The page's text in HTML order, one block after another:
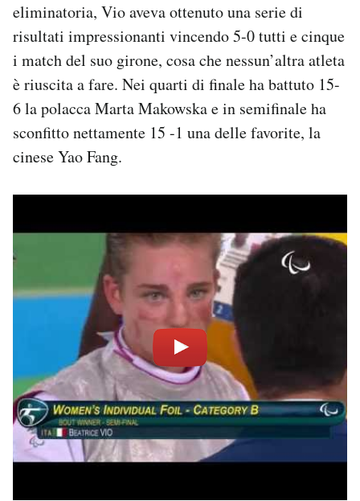
eliminatoria, Vio aveva ottenuto una serie di
risultati impressionanti vincendo 5-0 tutti e cinque
i match del suo girone, cosa che nessun’altra atleta
è riuscita a fare. Nei quarti di finale ha battuto 15-
6 la polacca Marta Makowska e in semifinale ha
sconfitto nettamente 15 -1 una delle favorite, la
cinese Yao Fang.